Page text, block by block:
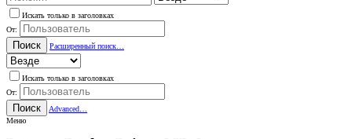
Искать только в заголовках
От:
Поиск Расширенный поиск…
Искать только в заголовках
От:
Поиск
Advanced…
Меню